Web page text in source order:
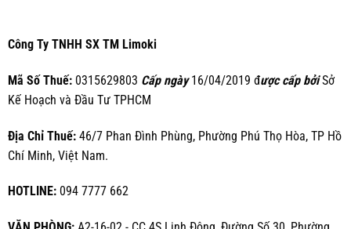
Công Ty TNHH SX TM Limoki
Mã Số Thuế:0315629803 Cấp ngày16/04/2019 được cấp bởiSở
Kế Hoạch và Đầu Tư TPHCM
Địa Chỉ Thuế:46/7 Phan Đình Phùng, Phường Phú Thọ Hòa, TP Hồ
Chí Minh, Việt Nam.
HOTLINE:094 7777 662